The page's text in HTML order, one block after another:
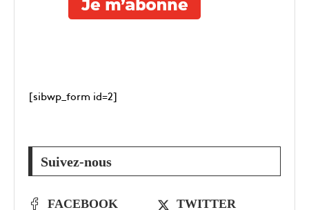
[sibwp_form id=2]
Suivez-nous
FACEBOOK TWITTER